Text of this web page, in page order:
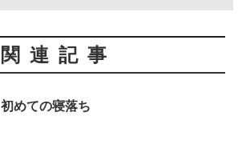
関連記事
初めての寝落ち